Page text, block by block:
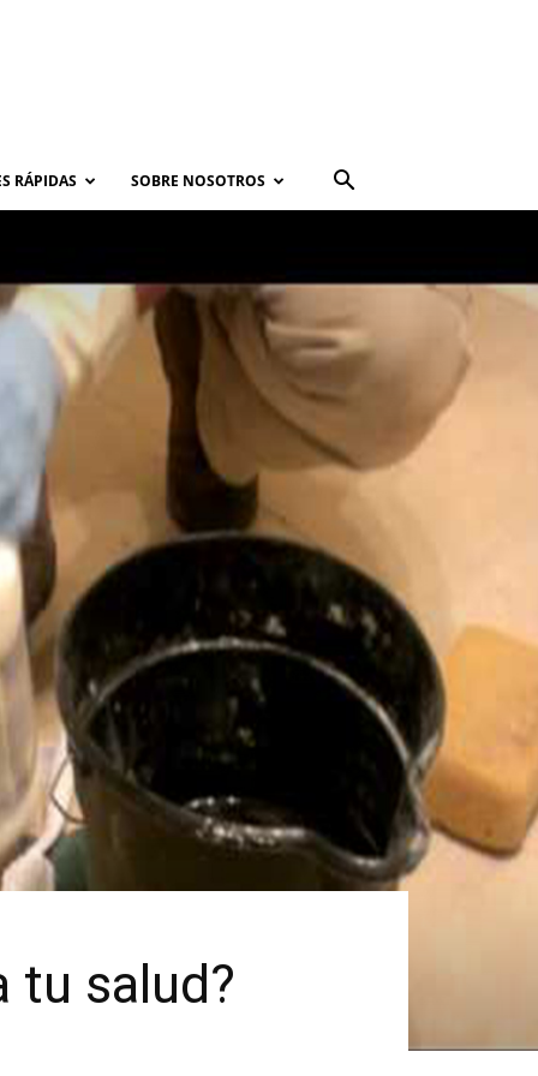
RÁPIDAS SOBRE NOSOTROS
tu salud?